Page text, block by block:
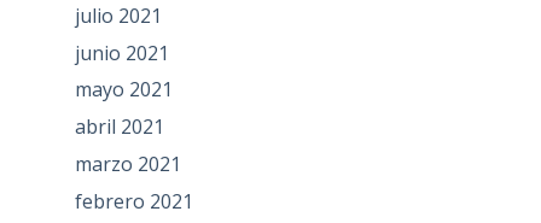
julio 2021
junio 2021
mayo 2021
abril 2021
marzo 2021
febrero 2021